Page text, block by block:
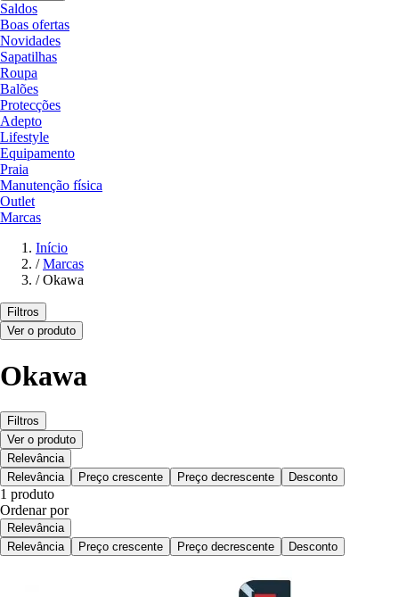
Saldos
Boas ofertas
Novidades
Sapatilhas
Roupa
Balões
Protecções
Adepto
Lifestyle
Equipamento
Praia
Manutenção física
Outlet
Marcas
Início
/ Marcas
/ Okawa
Filtros
Ver o produto
Okawa
Filtros
Ver o produto
Relevância
Relevância
Preço crescente Preço decrescente Desconto
1 produto
Ordenar por
Relevância
Relevância
Preço crescente Preço decrescente Desconto